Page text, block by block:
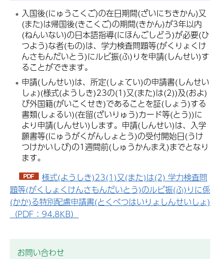
入国後(にゅうこくご)の在日期間(ざいにちきかん)又
(また)は帰国後(きこくご)の期間(きかん)が3年以内
(ねんいない)の日本語指導(にほんごしどう)が必要(ひ
つよう)な者(もの)は、学力検査問題等(がくりょくけ
んさもんだいとう)にルビ振(ふ)りを申請(しんせい)す
ることができます。
申請(しんせい)は、所定(しょてい)の申請書(しんせい
しょ)(様式(ようしき)23の(1)又(また)は(2))及(およ)
び外国籍(がいこくせき)であることを証(しょう)する
書類(しょるい)(在留(ざいりゅう)カード等(とう))に
より申請(しんせい)します。申請(しんせい)は、入学
願書等(にゅうがくがんしょとう)の受付開始日(うけ
つけかいしび)の1週間前(しゅうかんまえ)までとなり
ます。
様式(ようしき)23(1)又(また)は(2) 学力検査問
題等(がくしょくけんさもんだいとう)のルビ振(ふ)りに係
(かか)る特別配慮申請書(とくべつはいりょしんせいしょ)
（PDF：94.8KB）
お問い合わせ